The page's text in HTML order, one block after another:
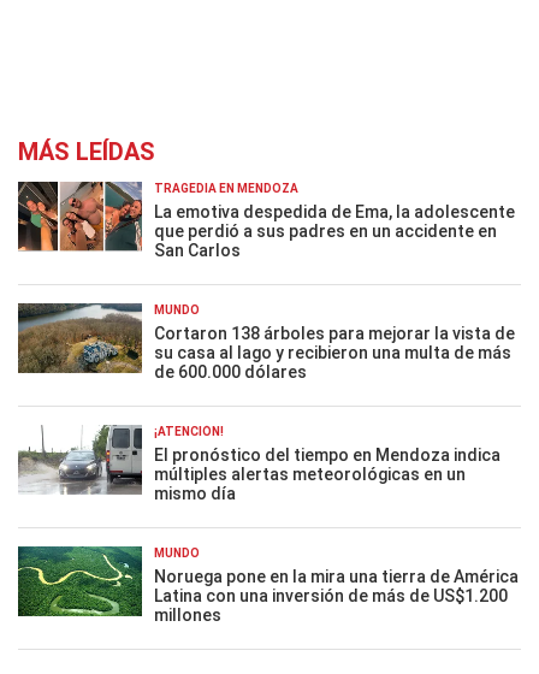
MÁS LEÍDAS
TRAGEDIA EN MENDOZA
La emotiva despedida de Ema, la adolescente
que perdió a sus padres en un accidente en
San Carlos
MUNDO
Cortaron 138 árboles para mejorar la vista de
su casa al lago y recibieron una multa de más
de 600.000 dólares
¡ATENCIÓN!
El pronóstico del tiempo en Mendoza indica
múltiples alertas meteorológicas en un
mismo día
MUNDO
Noruega pone en la mira una tierra de América
Latina con una inversión de más de US$1.200
millones